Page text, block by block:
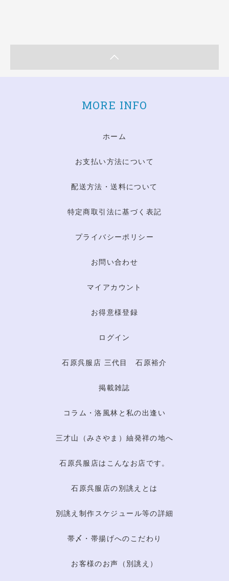
MORE INFO
ホーム
お支払い方法について
配送方法・送料について
特定商取引法に基づく表記
プライバシーポリシー
お問い合わせ
マイアカウント
お得意様登録
ログイン
石原呉服店 三代目 石原裕介
掲載雑誌
コラム・洛風林と私の出逢い
三才山（みさやま）紬発祥の地へ
石原呉服店はこんなお店です。
石原呉服店の別誂えとは
別誂え制作スケジュール等の詳細
帯〆・帯揚げへのこだわり
お客様のお声（別誂え）